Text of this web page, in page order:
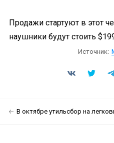
Продажи стартуют в этот
наушники будут стоить
Источник:
В октябре утильсбор на